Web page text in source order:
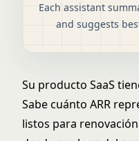
Each assistant
and suggests
Su producto SaaS
Sabe cuánto ARR
listos para